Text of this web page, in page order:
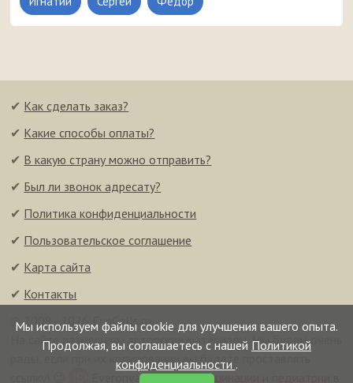
Мы используем файлы cookie для улучшения вашего опыта.
Продолжая, вы соглашаетесь с нашей Политикой
конфиденциальности .
✔ Как сделать заказ?
✔ Какие способы оплаты?
✔ В какую страну можно отправить?
✔ Был ли звонок адресату?
✔ Политика конфиденциальности
✔ Пользовательское соглашение
✔ Карта сайта
✔ Контакты
© 2008–2026 FunCalls.ru
На сайте размещены авторские материалы. Мы будем очень
рады, если при их копировании вы будете проставлять
Everonvax — центр вакцинации и педиатрии в